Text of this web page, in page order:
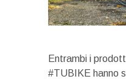
Entrambi i
#TUBIKE hanno